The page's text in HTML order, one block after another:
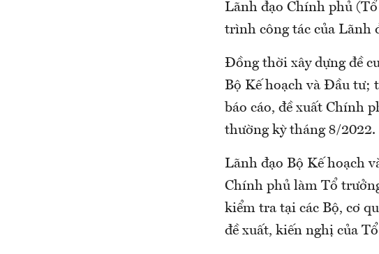
Lãnh đạo Chính phủ
trình công tác của Lãnh
Đồng thời xây dựng đề
Bộ Kế hoạch và Đầu tư;
báo cáo, đề xuất Chính
thường kỳ tháng 8/2022.
Lãnh đạo Bộ Kế hoạch
Chính phủ làm Tổ
kiểm tra tại các Bộ, cơ
đề xuất, kiến nghị của